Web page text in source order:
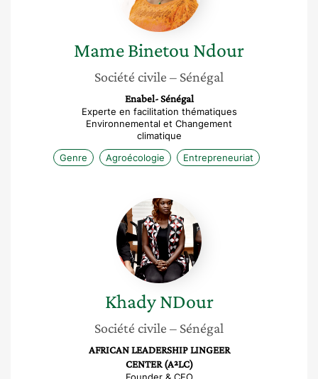
Mame Binetou Ndour
Société civile – Sénégal
Enabel- Sénégal
Experte en facilitation thématiques
Environnemental et Changement
climatique
Genre
Agroécologie Entrepreneuriat
Khady
NDour
Khady NDour
Société civile – Sénégal
AFRICAN LEADERSHIP LINGEER
CENTER (A²LC)